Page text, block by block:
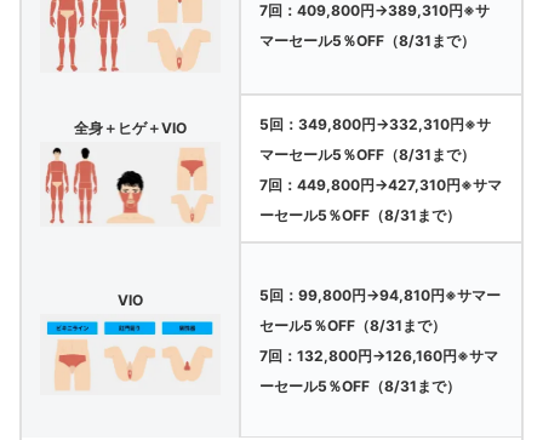
7回：409,800円→389,310円※サ
マーセール5％OFF（8/31まで）
全身＋ヒゲ＋VIO
5回：349,800円→332,310円※サ
マーセール5％OFF（8/31まで）
7回：449,800円→427,310円※サマ
ーセール5％OFF（8/31まで）
VIO
5回：99,800円→94,810円※サマー
セール5％OFF（8/31まで）
7回：132,800円→126,160円※サマ
ーセール5％OFF（8/31まで）